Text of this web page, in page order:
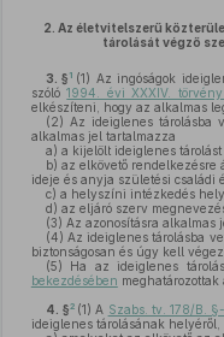
2. Az életvitelszerű
tárolását végző
3. § 1 (1) Az ingóságok
szóló1994. évi XXXIV.
elkészíteni, hogy az alkalmas
(2) Az ideiglenes tárolásba
alkalmas jel tartalmazza
a) a kijelölt ideiglenes
b) az elkövető rendelkezésre
ideje és anyja születési családi
c) a helyszíni intézkedés
d) az eljáró szerv
(3) Az azonosításra alkalmas
(4) Az ideiglenes tárolásba
biztonságosan és úgy kell
(5) Ha az ideiglenes
bekezdésében
4. §2 (1) A Szabs. tv. 178/B.
ideiglenes tárolásának helyéről,